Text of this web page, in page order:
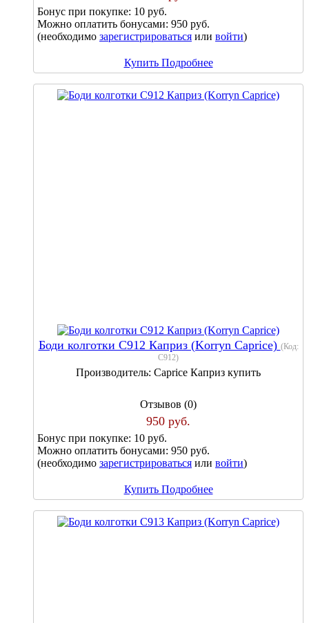
Бонус при покупке: 10 руб.
Можно оплатить бонусами: 950 руб.
(необходимо зарегистрироваться или войти)
Купить Подробнее
Боди колготки С912 Каприз (Korryn Caprice) (Код:
С912)
Производитель: Caprice Каприз купить
Отзывов (0)
950 руб.
Бонус при покупке: 10 руб.
Можно оплатить бонусами: 950 руб.
(необходимо зарегистрироваться или войти)
Купить Подробнее